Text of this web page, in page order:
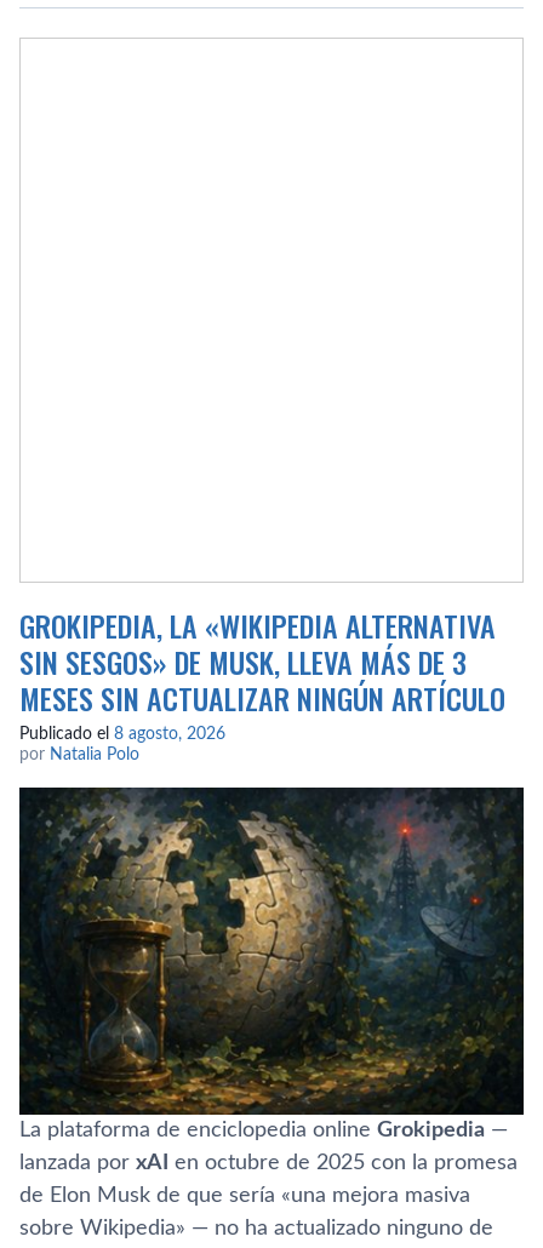
GROKIPEDIA, LA «WIKIPEDIA ALTERNATIVA
SIN SESGOS» DE MUSK, LLEVA MÁS DE 3
MESES SIN ACTUALIZAR NINGÚN ARTÍCULO
Publicado el 8 agosto, 2026
por Natalia Polo
La plataforma de enciclopedia online Grokipedia —
lanzada por xAI en octubre de 2025 con la promesa
de Elon Musk de que sería «una mejora masiva
sobre Wikipedia» — no ha actualizado ninguno de